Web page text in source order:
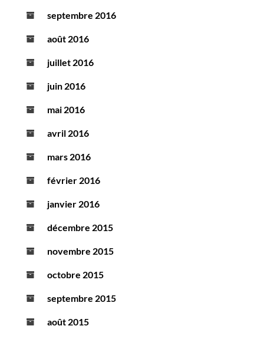
septembre 2016
août 2016
juillet 2016
juin 2016
mai 2016
avril 2016
mars 2016
février 2016
janvier 2016
décembre 2015
novembre 2015
octobre 2015
septembre 2015
août 2015